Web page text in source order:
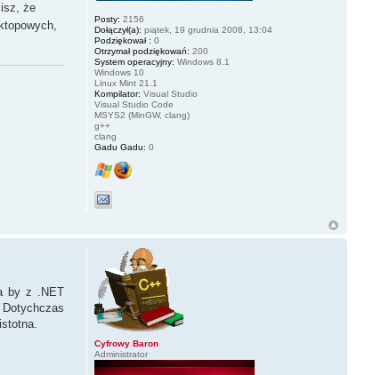
że
Posty: 2156
Dołączył(a): piątek, 19 grudnia 2008, 13:04
Podziękował : 0
Otrzymał podziękowań: 200
System operacyjny: Windows 8.1
Windows 10
Linux Mint 21.1
Kompilator: Visual Studio
Visual Studio Code
MSYS2 (MinGW, clang)
g++
clang
Gadu Gadu: 0
by z .NET
Cyfrowy Baron
Administrator